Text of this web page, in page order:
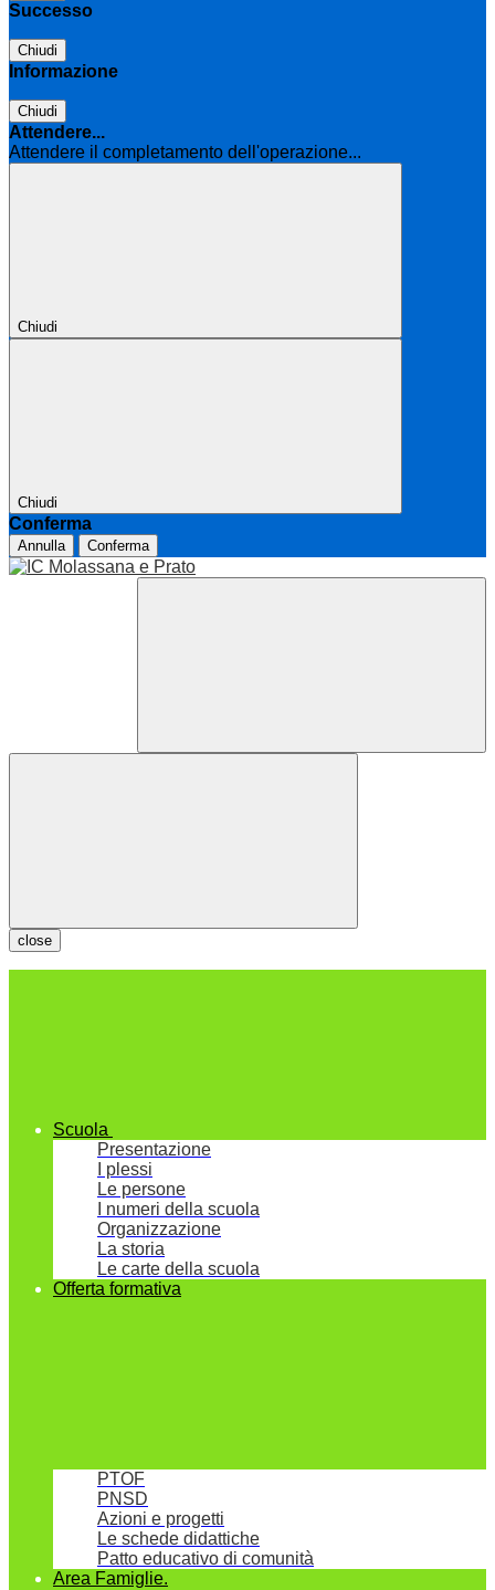
Successo
Chiudi
Informazione
Chiudi
Attendere...
Attendere il completamento dell'operazione...
Chiudi
Chiudi
Conferma
Annulla Conferma
close
Scuola
Presentazione
I plessi
Le persone
I numeri della scuola
Organizzazione
La storia
Le carte della scuola
Offerta formativa
PTOF
PNSD
Azioni e progetti
Le schede didattiche
Patto educativo di comunità
Area Famiglie.